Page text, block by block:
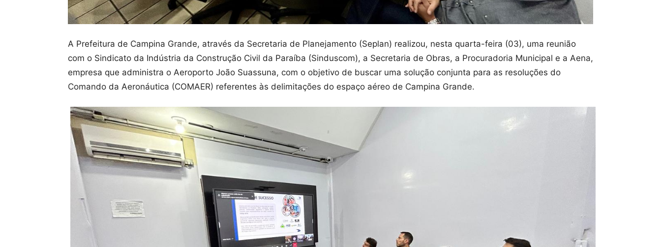
A Prefeitura de Campina Grande, através da Secretaria de Planejamento (Seplan) realizou, nesta quarta-feira (03), uma reunião
com o Sindicato da Indústria da Construção Civil da Paraíba (Sinduscom), a Secretaria de Obras, a Procuradoria Municipal e a Aena,
empresa que administra o Aeroporto João Suassuna, com o objetivo de buscar uma solução conjunta para as resoluções do
Comando da Aeronáutica (COMAER) referentes às delimitações do espaço aéreo de Campina Grande.